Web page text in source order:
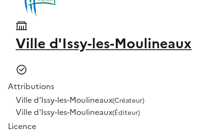
Ville d'Issy-les-Moulineaux
Attributions
Ville d'Issy-les-Moulineaux(Créateur)
Ville d'Issy-les-Moulineaux(Éditeur)
Licence